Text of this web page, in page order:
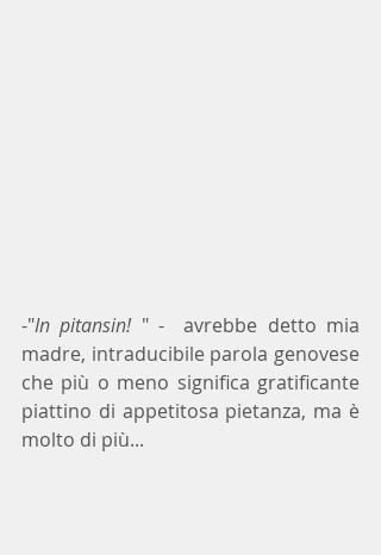
-"In pitansin! " -  avrebbe detto mia
madre, intraducibile parola genovese
che più o meno significa gratificante
piattino di appetitosa pietanza, ma è
molto di più...